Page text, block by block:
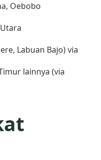
Oebobo
Labuan Bajo) via
lainnya (via